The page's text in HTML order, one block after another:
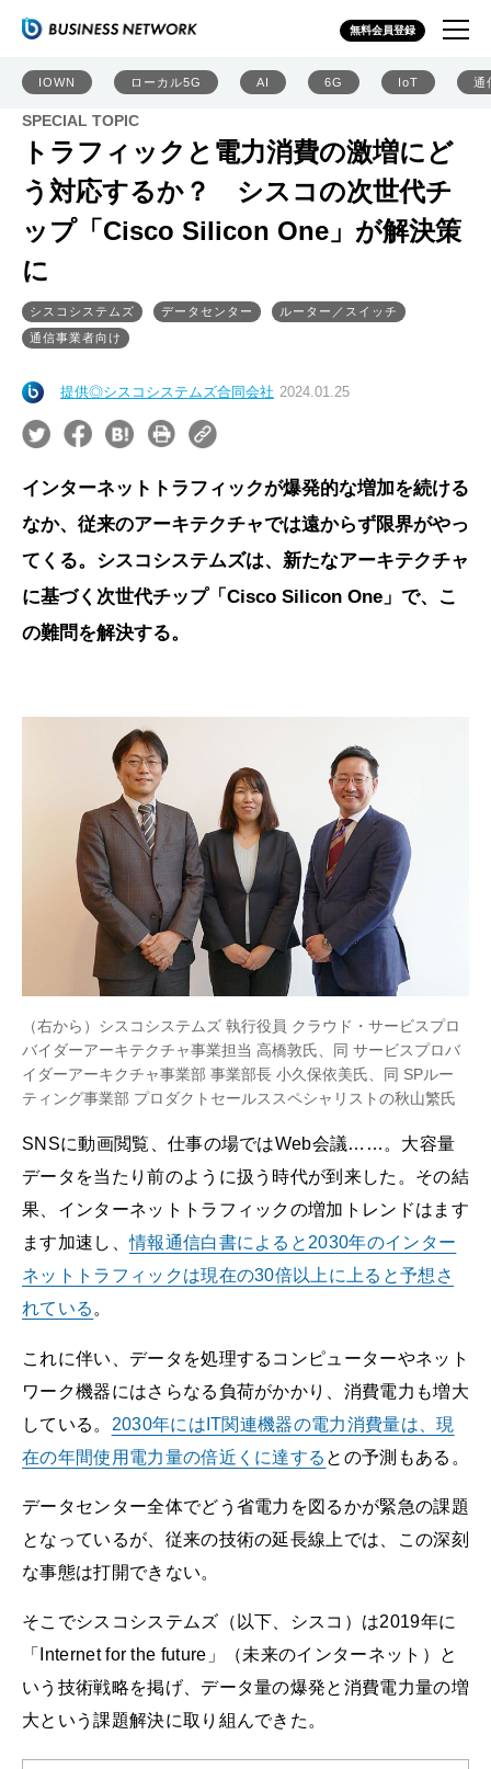
無料会員登録
IOWN ローカル5G AI 6G IoT 通
SPECIAL TOPIC
トラフィックと電力消費の激増にど
う対応するか？ シスコの次世代チ
ップ「Cisco Silicon One」が解決策
に
シスコシステムズ データセンター
ルーター／スイッチ
通信事業者向け
提供◎シスコシステムズ合同会社 2024.01.25
インターネットトラフィックが爆発的な増加を続ける
なか、従来のアーキテクチャでは遠からず限界がやっ
てくる。シスコシステムズは、新たなアーキテクチャ
に基づく次世代チップ「Cisco Silicon One」で、こ
の難問を解決する。
（右から）シスコシステムズ 執行役員 クラウド・サービスプロ
バイダーアーキテクチャ事業担当 高橋敦氏、同 サービスプロバ
イダーアーキクチャ事業部 事業部長 小久保依美氏、同 SPルー
ティング事業部 プロダクトセールススペシャリストの秋山繁氏
SNSに動画閲覧、仕事の場ではWeb会議……。大容量
データを当たり前のように扱う時代が到来した。その結
果、インターネットトラフィックの増加トレンドはます
ます加速し、情報通信白書によると2030年のインター
ネットトラフィックは現在の30倍以上に上ると予想さ
れている 。
これに伴い、データを処理するコンピューターやネット
ワーク機器にはさらなる負荷がかかり、消費電力も増大
している。 2030年にはIT関連機器の電力消費量は、現
在の年間使用電力量の倍近くに達する との予測もある。
データセンター全体でどう省電力を図るかが緊急の課題
となっているが、従来の技術の延長線上では、この深刻
な事態は打開できない。
そこでシスコシステムズ（以下、シスコ）は2019年に
「Internet for the future」（未来のインターネット）と
いう技術戦略を掲げ、データ量の爆発と消費電力量の増
大という課題解決に取り組んできた。